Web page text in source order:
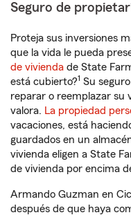
Seguro de
Proteja sus inversiones
que la vida le pueda
de vivienda de State
está cubierto?1 Su
reparar o reemplazar su
valora. La propiedad
vacaciones, está
guardados en un
vivienda eligen a State
de vivienda por encima
Armando Guzman en
después de que haya